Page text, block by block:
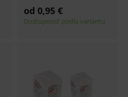
od 0,95 €
Dostupnosť podľa variantu